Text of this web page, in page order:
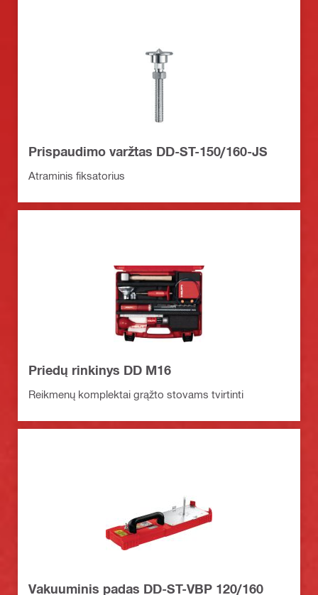
Prispaudimo varžtas DD-ST-150/160-JS
Atraminis fiksatorius
Priedų rinkinys DD M16
Reikmenų komplektai grąžto stovams tvirtinti
Vakuuminis padas DD-ST-VBP 120/160